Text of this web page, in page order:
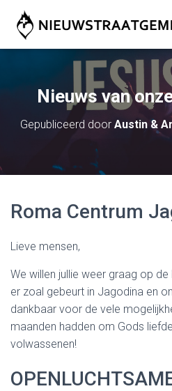
Nieuws van
Gepubliceerd door Austin &
Roma Centrum
Lieve mensen,
We willen jullie weer graag op
er zoal gebeurt in Jagodina en
dankbaar voor de vele
maanden hadden om Gods
volwassenen!